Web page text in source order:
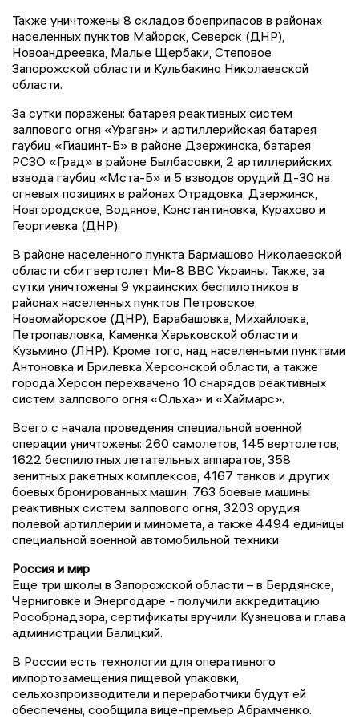
Также уничтожены 8 складов боеприпасов в районах
населенных пунктов Майорск, Северск (ДНР),
Новоандреевка, Малые Щербаки, Степовое
Запорожской области и Кульбакино Николаевской
области.
За сутки поражены: батарея реактивных систем
залпового огня «Ураган» и артиллерийская батарея
гаубиц «Гиацинт-Б» в районе Дзержинска, батарея
РСЗО «Град» в районе Былбасовки, 2 артиллерийских
взвода гаубиц «Мста-Б» и 5 взводов орудий Д-30 на
огневых позициях в районах Отрадовка, Дзержинск,
Новгородское, Водяное, Константиновка, Курахово и
Георгиевка (ДНР).
В районе населенного пункта Бармашово Николаевской
области сбит вертолет Ми-8 ВВС Украины. Также, за
сутки уничтожены 9 украинских беспилотников в
районах населенных пунктов Петровское,
Новомайорское (ДНР), Барабашовка, Михайловка,
Петропавловка, Каменка Харьковской области и
Кузьмино (ЛНР). Кроме того, над населенными пунктами
Антоновка и Брилевка Херсонской области, а также
города Херсон перехвачено 10 снарядов реактивных
систем залпового огня «Ольха» и «Хаймарс».
Всего с начала проведения специальной военной
операции уничтожены: 260 самолетов, 145 вертолетов,
1622 беспилотных летательных аппаратов, 358
зенитных ракетных комплексов, 4167 танков и других
боевых бронированных машин, 763 боевые машины
реактивных систем залпового огня, 3203 орудия
полевой артиллерии и миномета, а также 4494 единицы
специальной военной автомобильной техники.
Россия и мир
Еще три школы в Запорожской области – в Бердянске,
Черниговке и Энергодаре - получили аккредитацию
Рособрнадзора, сертификаты вручили Кузнецова и глава
администрации Балицкий.
В России есть технологии для оперативного
импортозамещения пищевой упаковки,
сельхозпроизводители и переработчики будут ей
обеспечены, сообщила вице-премьер Абрамченко.